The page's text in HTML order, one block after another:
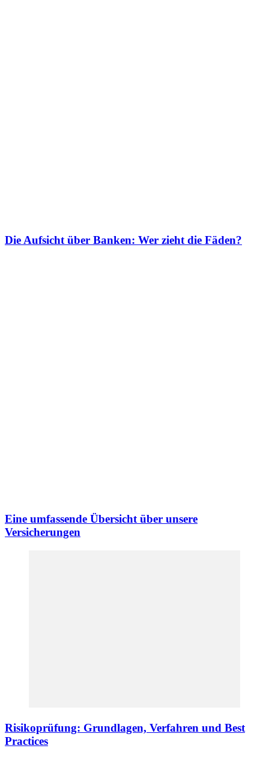
Die Aufsicht über Banken: Wer zieht die Fäden?
Eine umfassende Übersicht über unsere
Versicherungen
Risikoprüfung: Grundlagen, Verfahren und Best
Practices